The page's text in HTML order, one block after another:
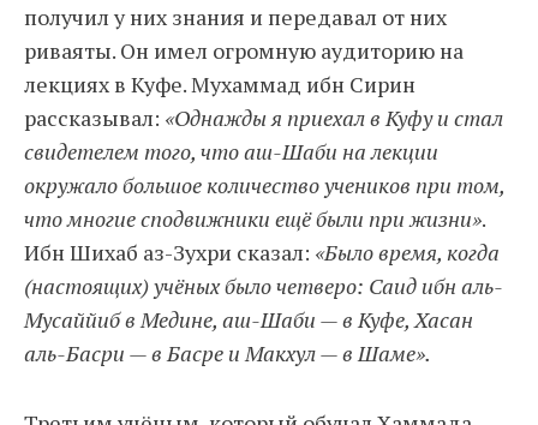
получил у них знания и передавал от них
риваяты. Он имел огромную аудиторию на
лекциях в Куфе. Мухаммад ибн Сирин
рассказывал: «Однажды я приехал в Куфу и стал
свидетелем того, что аш-Шаби на лекции
окружало большое количество учеников при том,
что многие сподвижники ещё были при жизни».
Ибн Шихаб аз-Зухри сказал: «Было время, когда
(настоящих) учёных было четверо: Саид ибн аль-
Мусаййиб в Медине, аш-Шаби — в Куфе, Хасан
аль-Басри — в Басре и Макхул — в Шаме».